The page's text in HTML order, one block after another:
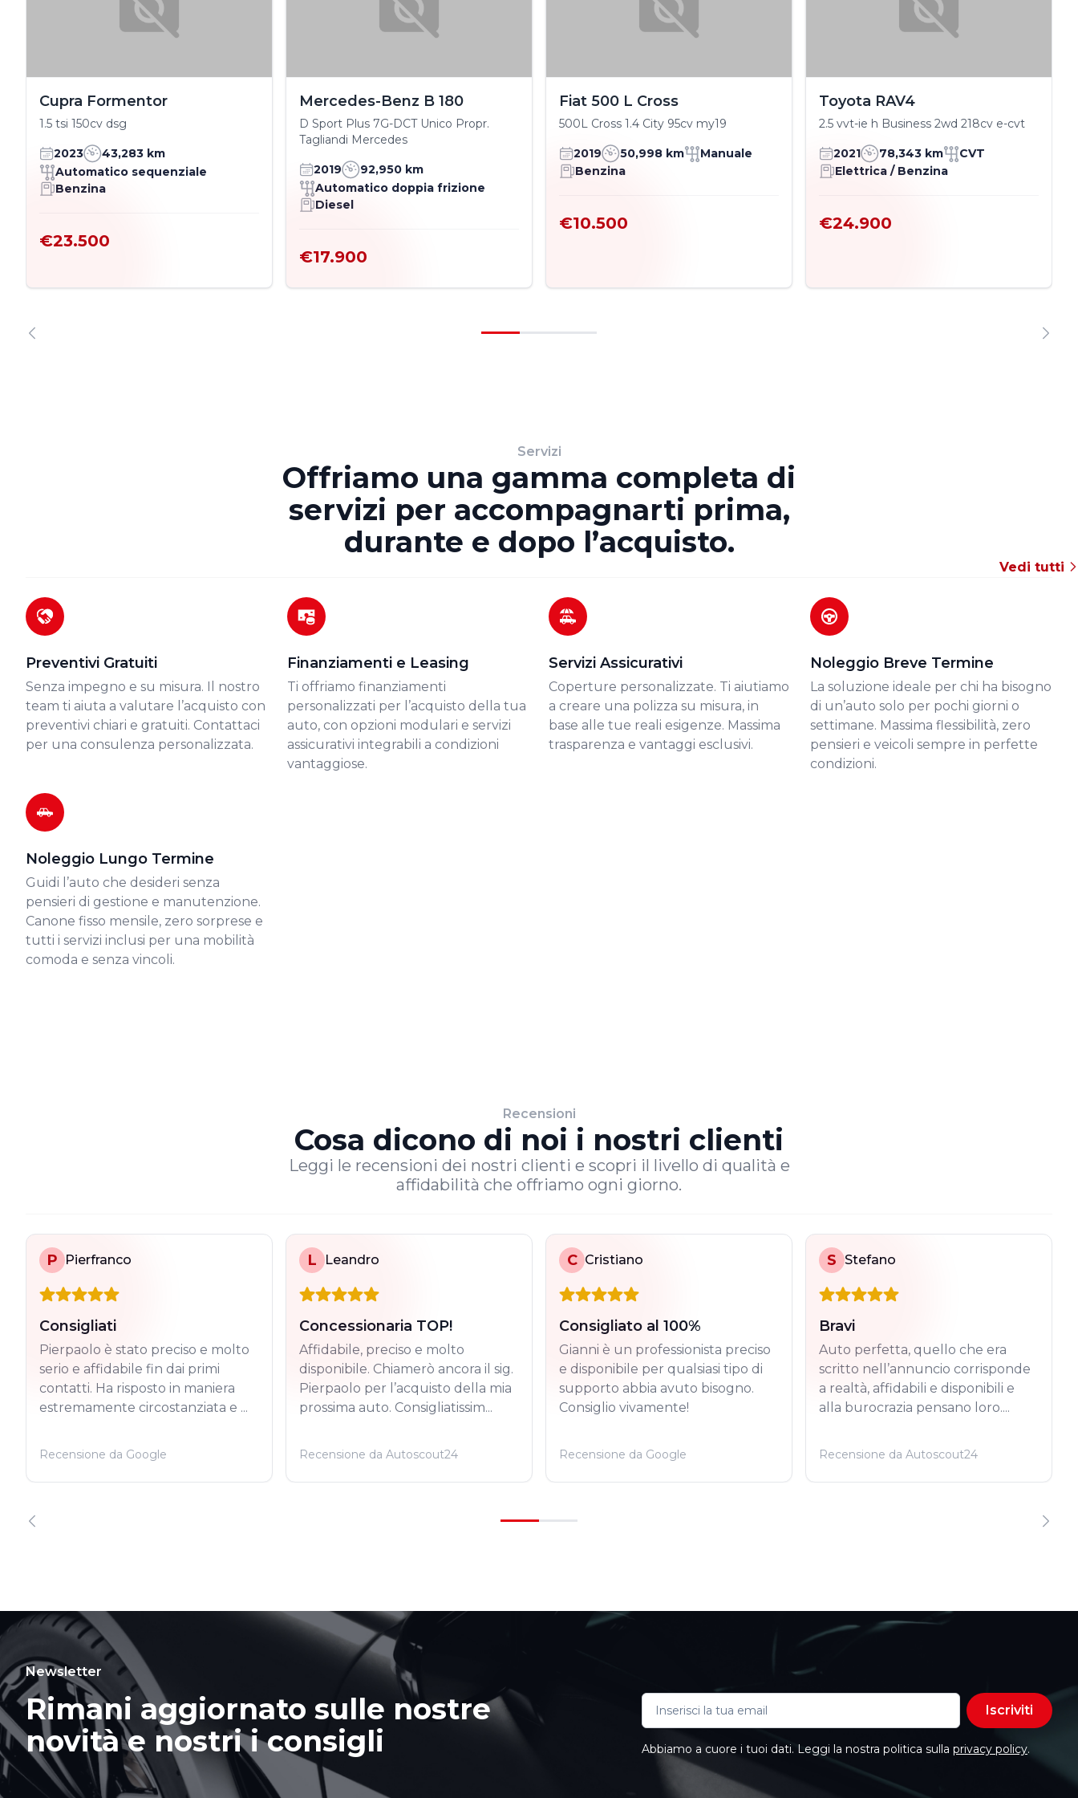
Cupra Formentor
1.5 tsi 150cv dsg
2023
43,283 km
Automatico sequenziale
Benzina
€23.500
Mercedes-Benz B 180
D Sport Plus 7G-DCT Unico Propr.
Tagliandi Mercedes
2019
92,950 km
Automatico doppia frizione
Diesel
€17.900
Fiat 500 L Cross
500L Cross 1.4 City 95cv my19
2019 50,998 km
Manuale
Benzina
€10.500
Toyota RAV4
2.5 vvt-ie h Business 2wd 218cv e-cvt
2021 78,343 km
CVT
Elettrica / Benzina
€24.900
Servizi
Offriamo una gamma completa di
servizi per accompagnarti prima,
durante e dopo l’acquisto.
Vedi tutti
Preventivi Gratuiti
Senza impegno e su misura. Il nostro
team ti aiuta a valutare l’acquisto con
preventivi chiari e gratuiti. Contattaci
per una consulenza personalizzata.
Finanziamenti e Leasing
Ti offriamo finanziamenti
personalizzati per l’acquisto della tua
auto, con opzioni modulari e servizi
assicurativi integrabili a condizioni
vantaggiose.
Servizi Assicurativi
Coperture personalizzate. Ti aiutiamo
a creare una polizza su misura, in
base alle tue reali esigenze. Massima
trasparenza e vantaggi esclusivi.
Noleggio Breve Termine
La soluzione ideale per chi ha bisogno
di un’auto solo per pochi giorni o
settimane. Massima flessibilità, zero
pensieri e veicoli sempre in perfette
condizioni.
Noleggio Lungo Termine
Guidi l’auto che desideri senza
pensieri di gestione e manutenzione.
Canone fisso mensile, zero sorprese e
tutti i servizi inclusi per una mobilità
comoda e senza vincoli.
Recensioni
Cosa dicono di noi i nostri clienti
Leggi le recensioni dei nostri clienti e scopri il livello di qualità e
affidabilità che offriamo ogni giorno.
P Pierfranco
Consigliati
Pierpaolo è stato preciso e molto
serio e affidabile fin dai primi
contatti. Ha risposto in maniera
estremamente circostanziata e ...
Recensione da Google
L Leandro
Concessionaria TOP!
Affidabile, preciso e molto
disponibile. Chiamerò ancora il sig.
Pierpaolo per l’acquisto della mia
prossima auto. Consigliatissim...
Recensione da Autoscout24
C Cristiano
Consigliato al 100%
Gianni è un professionista preciso
e disponibile per qualsiasi tipo di
supporto abbia avuto bisogno.
Consiglio vivamente!
Recensione da Google
S Stefano
Bravi
Auto perfetta, quello che era
scritto nell’annuncio corrisponde
a realtà, affidabili e disponibili e
alla burocrazia pensano loro....
Recensione da Autoscout24
Newsletter
Rimani aggiornato sulle nostre
novità e nostri i consigli
Iscriviti
Abbiamo a cuore i tuoi dati. Leggi la nostra politica sulla privacy policy.